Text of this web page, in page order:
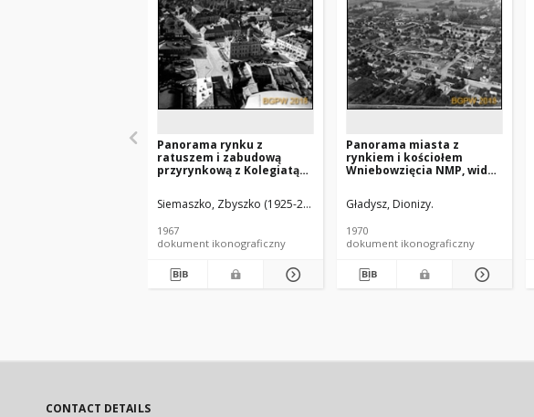
Panorama rynku z
ratuszem i zabudową
przyrynkową z Kolegiatą
lotniczy od strony
północno-wschodniej,
Siemaszko, Zbyszko (1925-2015).
1967
dokument ikonograficzny
Panorama miasta z
rynkiem i kościołem
Wniebowzięcia NMP, widok
południowej, Izbica
Kujawska
Gładysz, Dionizy.
1970
dokument ikonograficzny
CONTACT DETAILS